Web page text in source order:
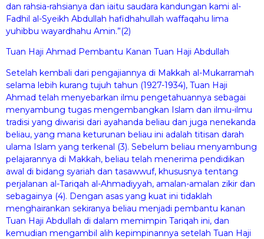
dan rahsia-rahsianya dan iaitu saudara kandungan kami al-
Fadhil al-Syeikh Abdullah hafidhahullah waffaqahu lima
yuhibbu wayardhahu Amin.”(2)
Tuan Haji Ahmad Pembantu Kanan Tuan Haji Abdullah
Setelah kembali dari pengajiannya di Makkah al-Mukarramah
selama lebih kurang tujuh tahun (1927-1934), Tuan Haji
Ahmad telah menyebarkan ilmu pengetahuannya sebagai
menyambung tugas mengembangkan Islam dan ilmu-ilmu
tradisi yang diwarisi dari ayahanda beliau dan juga nenekanda
beliau, yang mana keturunan beliau ini adalah titisan darah
ulama Islam yang terkenal (3). Sebelum beliau menyambung
pelajarannya di Makkah, beliau telah menerima pendidikan
awal di bidang syariah dan tasawwuf, khususnya tentang
perjalanan al-Tariqah al-Ahmadiyyah, amalan-amalan zikir dan
sebagainya (4). Dengan asas yang kuat ini tidaklah
menghairankan sekiranya beliau menjadi pembantu kanan
Tuan Haji Abdullah di dalam memimpin Tariqah ini, dan
kemudian mengambil alih kepimpinannya setelah Tuan Haji